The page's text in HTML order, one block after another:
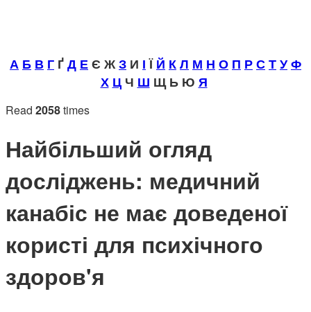
А Б В Г ҐД ЕЄ ЖЗ И ІЇЙ КЛ М Н О П РСТУФ
Х ЦЧ Ш Щ Ь Ю Я
Read 2058times
Найбільший огляд
досліджень: медичний
канабіс не має доведеної
користі для психічного
здоров'я